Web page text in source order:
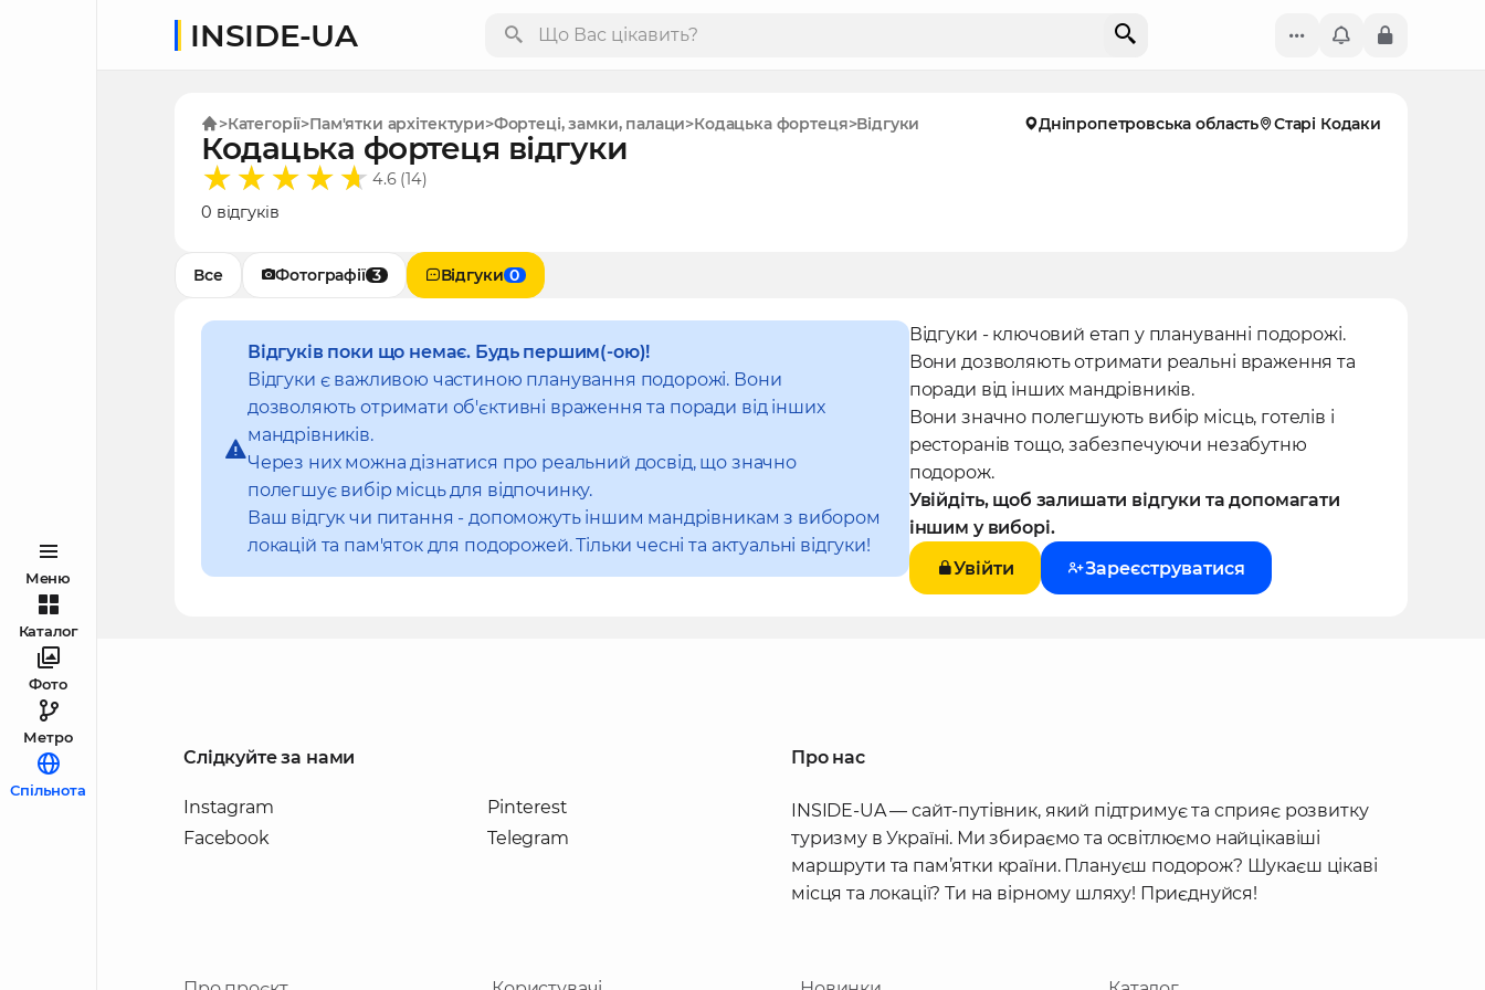
Меню
Каталог
Фото
Метро
Спільнота
INSIDE-UA
Категорії Пам'ятки архітектури Фортеці, замки, палаци Кодацька фортеця Відгуки Дніпропетровська область Старі Кодаки
Кодацька фортеця відгуки
4.6 (14)
0 відгуків
Все Фотографії 3 Відгуки 0
Відгуків поки що немає. Будь першим(-ою)!
Відгуки є важливою частиною планування подорожі. Вони
дозволяють отримати об'єктивні враження та поради від інших
мандрівників.
Через них можна дізнатися про реальний досвід, що значно
полегшує вибір місць для відпочинку.
Ваш відгук чи питання - допоможуть іншим мандрівникам з вибором
локацій та пам'яток для подорожей. Тільки чесні та актуальні відгуки!
Відгуки - ключовий етап у плануванні подорожі.
Вони дозволяють отримати реальні враження та
поради від інших мандрівників.
Вони значно полегшують вибір місць, готелів і
ресторанів тощо, забезпечуючи незабутню
подорож.
Увійдіть, щоб залишати відгуки та допомагати
іншим у виборі.
Увійти
Зареєструватися
Слідкуйте за нами
Instagram
Facebook
Pinterest
Telegram
Про нас
INSIDE-UA — сайт-путівник, який підтримує та сприяє розвитку
туризму в Україні. Ми збираємо та освітлюємо найцікавіші
маршрути та пам’ятки країни. Плануєш подорож? Шукаєш цікаві
місця та локації? Ти на вірному шляху! Приєднуйся!